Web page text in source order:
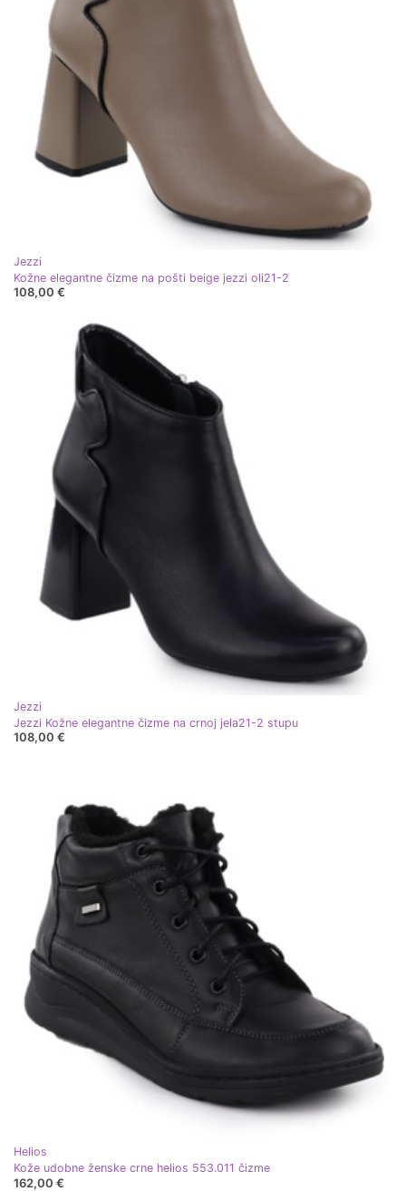
Jezzi
Kožne elegantne čizme na pošti beige jezzi oli21-2
108,00 €
Jezzi
Jezzi Kožne elegantne čizme na crnoj jela21-2 stupu
108,00 €
Helios
Kože udobne ženske crne helios 553.011 čizme
162,00 €